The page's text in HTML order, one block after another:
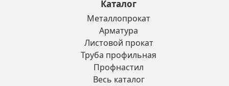
Каталог
Металлопрокат
Арматура
Листовой прокат
Труба профильная
Профнастил
Весь каталог